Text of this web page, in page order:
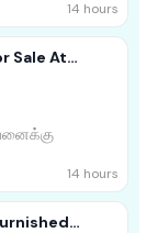
14 hours
Sale At
06 |
14 hours